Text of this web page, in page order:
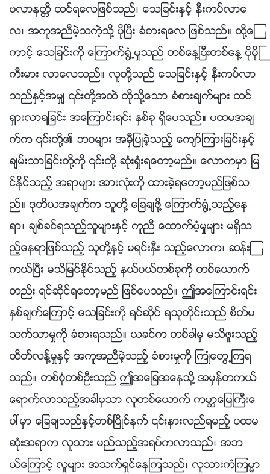
ဗလာနတၱိ ထင္ရေလျဖစ္သည္၊ ေသျခင္းႏွင့္ နီးကပ္လာေ
လ၊ အကူအညီမဲ့သကဲ့သို႔ ပိုၿပီး ခံစားရေလ ျဖစ္သည္။ ထို႔ေၾ
ကာင့္ ေသျခင္းကို ေၾကာက္႐ြံ႕မႈသည္ တစ္ေန႔ၿပီးတစ္ေန႔ ပိုမိုႀ
ကီးမား လာေလသည္။ လူတို႔သည္ ေသျခင္းႏွင့္ နီးကပ္လာ
သည္ႏွင့္အမွ် ၎တို႔အထဲ ထိုသို႔ေသာ ခံစားခ်က္မ်ား ထင္
ရွားလာရျခင္း အေၾကာင္းရင္း ႏွစ္ခု ရွိေပသည္။ ပထမအခ်
က္က ၎တို႔၏ ဘဝမ်ား အမွီျပဳခဲ့သည့္ ေက်ာ္ၾကားျခင္းႏွင့္
ခ်မ္းသာျခင္းတို႔ကို ၎တို႔ ဆုံးရႈံးရေတာ့မည္။ ေလာကမွာ ျမ
င္ႏိုင္သည့္ အရာမ်ား အားလုံးကို ထားခဲ့ရေတာ့မည္ျဖစ္သ
ည္။ ဒုတိယအခ်က္က သူတို႔ ေျခခ်ဖို႔ ေၾကာက္႐ြံ႕သည့္ေန
ရာ၊ ခ်စ္ခင္ရသည့္သူမ်ားႏွင့္ ကူညီ ေထာက္ပံ့မႈမ်ား မရွိသ
ည့္ေနရာျဖစ္သည့္ သူတို႔ႏွင့္ မရင္းႏွီး သည့္ေလာက၊ ဆန္းၾ
ကယ္ၿပီး မသိျမင္ႏိုင္သည့္ နယ္ပယ္တစ္ခုကို တစ္ေယာက္
တည္း ရင္ဆိုင္ရေတာ့မည္ ျဖစ္ေပသည္။ ဤအေၾကာင္းရင္း
ႏွစ္ခ်က္ေၾကာင့္ ေသျခင္းကို ရင္ဆိုင္ ရသူတိုင္းသည္ စိတ္မ
သက္သာမႈကို ခံစားရသည္။ ယခင္က တစ္ခါမွ မသိဖူးသည့္
ထိတ္လန႔္မႈႏွင့္ အကူအညီမဲ့သည့္ ခံစားမႈကို ႀကဳံေတြ႕ၾကရ
သည္။ တစ္စုံတစ္ဦးသည္ ဤအေျခအေနသို႔ အမွန္တကယ္
ေရာက္လာသည့္အခါမွသာ လူတစ္ေယာက္ ကမာၻေျမႀကီးေ
ပၚမွာ ေျခခ်သည္ႏွင့္တစ္ၿပိဳင္နက္ ၎နားလည္ရမည့္ ပထမ
ဆုံးအရာက လူသား မည္သည့္အရပ္ကလာသည္၊ အဘ
ယ္ေၾကာင့္ လူမ်ား အသက္ရွင္ေနၾကသည္၊ လူသားကံၾကမၼာ